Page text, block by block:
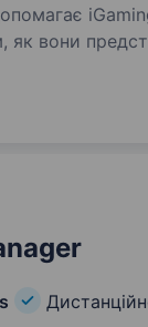
як вони
та Google AI